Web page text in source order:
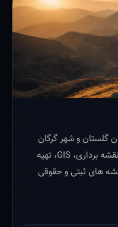
از سال ۱۳۸۹ در استان گلستان و شهر گرگان
فعالیت خود را آغاز کرده و در حوزه های نقشه برداری، GIS، تهیه
های ثبتی و حقوقی